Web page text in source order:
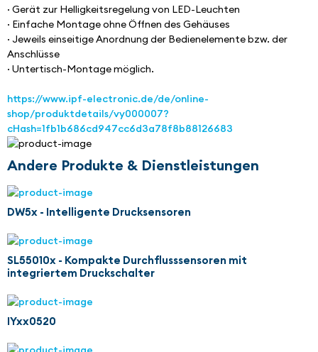
· Gerät zur Helligkeitsregelung von LED-Leuchten
· Einfache Montage ohne Öffnen des Gehäuses
· Jeweils einseitige Anordnung der Bedienelemente bzw. der
Anschlüsse
· Untertisch-Montage möglich.
https://www.ipf-electronic.de/de/online-
shop/produktdetails/vy000007?
cHash=1fb1b686cd947cc6d3a78f8b88126683
Andere Produkte & Dienstleistungen
DW5x - Intelligente Drucksensoren
SL55010x - Kompakte Durchflusssensoren mit
integriertem Druckschalter
IYxx0520